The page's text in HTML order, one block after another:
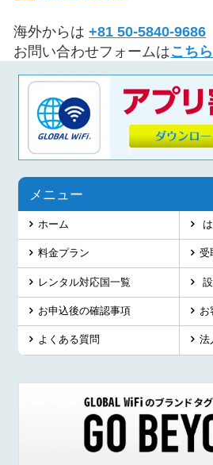
海外からは+81 50-5840-9686
お問い合わせフォームはこちら
メニュー
ホーム
料金プラン
レンタル対応国一覧
お申込後の確認事項
よくある質問
受
お
法